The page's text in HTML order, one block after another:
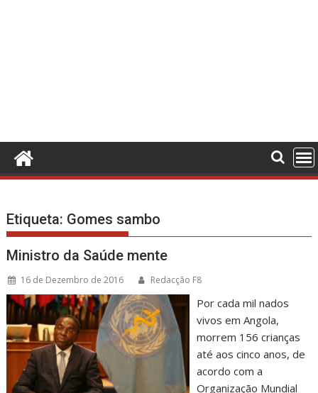
Etiqueta: Gomes sambo
Ministro da Saúde mente
16 de Dezembro de 2016 Redacção F8
Por cada mil nados
vivos em Angola,
morrem 156 crianças
até aos cinco anos, de
acordo com a
Organização Mundial